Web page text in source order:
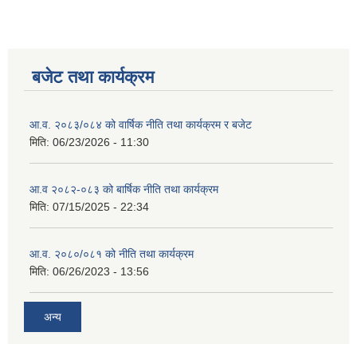
बजेट तथा कार्यक्रम
आ.व. २०८३/०८४ को वार्षिक नीति तथा कार्यक्रम र बजेट
मिति: 06/23/2026 - 11:30
आ.व २०८२-०८३ को बार्षिक नीति तथा कार्यक्रम
मिति: 07/15/2025 - 22:34
आ.व. २०८०/०८१ को नीति तथा कार्यक्रम
मिति: 06/26/2023 - 13:56
अन्य